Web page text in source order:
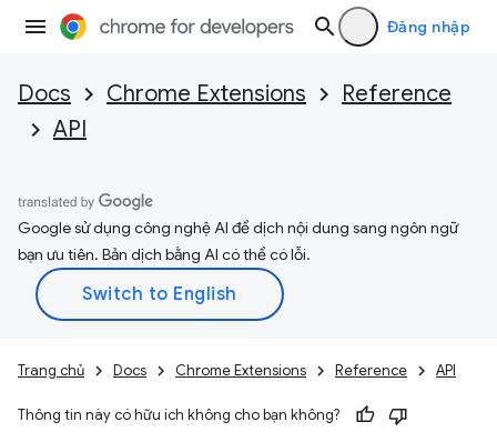
Đăng nhập
Docs Chrome Extensions
Reference
API
Google sử dụng công nghệ AI để dịch nội dung sang ngôn ngữ
bạn ưu tiên. Bản dịch bằng AI có thể có lỗi.
Trang chủ Docs Chrome Extensions Reference API
Thông tin này có hữu ích không cho bạn không?